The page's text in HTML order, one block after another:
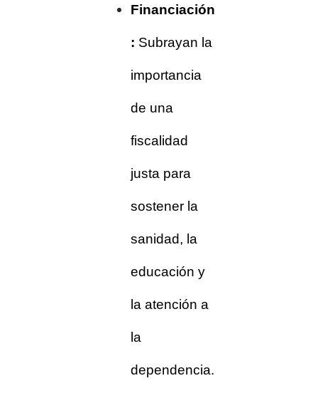
Financiación
: Subrayan la
importancia
de una
fiscalidad
justa para
sostener la
sanidad, la
educación y
la atención a
la
dependencia.